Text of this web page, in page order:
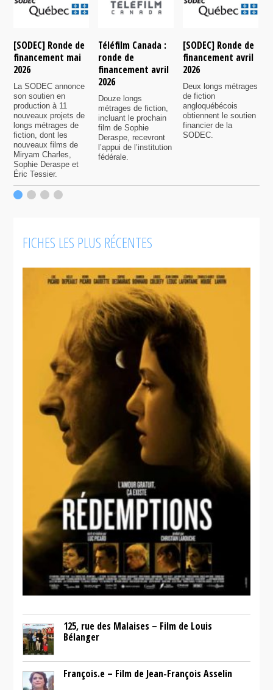
[SODEC] Ronde de
financement mai
2026
La SODEC annonce
son soutien en
production à 11
nouveaux projets de
longs métrages de
fiction, dont les
nouveaux films de
Miryam Charles,
Sophie Deraspe et
Éric Tessier.
Téléfilm Canada :
ronde de
financement avril
2026
Douze longs
métrages de fiction,
incluant le prochain
film de Sophie
Deraspe, recevront
l’appui de l’institution
fédérale.
[SODEC] Ronde de
financement avril
2026
Deux longs métrages
de fiction
angloquébécois
obtiennent le soutien
financier de la
SODEC.
FICHES LES PLUS RÉCENTES
125, rue des Malaises – Film de Louis
Bélanger
François.e – Film de Jean-François Asselin